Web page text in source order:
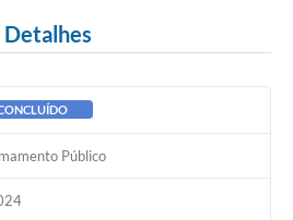
Detalhes
Público